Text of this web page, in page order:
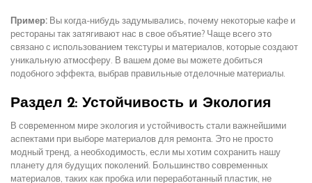
Пример: Вы когда-нибудь задумывались, почему некоторые кафе и
рестораны так затягивают нас в свое объятие? Чаще всего это
связано с использованием текстуры и материалов, которые создают
уникальную атмосферу. В вашем доме вы можете добиться
подобного эффекта, выбрав правильные отделочные материалы.
Раздел 2: Устойчивость и Экология
В современном мире экология и устойчивость стали важнейшими
аспектами при выборе материалов для ремонта. Это не просто
модный тренд, а необходимость, если мы хотим сохранить нашу
планету для будущих поколений. Большинство современных
материалов, таких как пробка или переработанный пластик, не